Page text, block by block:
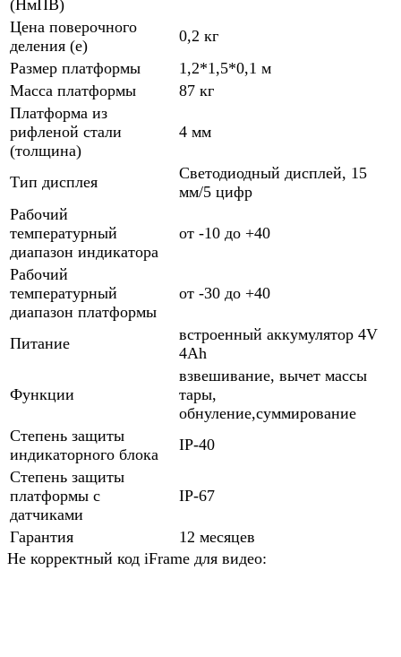
(НмПВ)
Цена поверочного
деления (е)
0,2 кг
Размер платформы
1,2*1,5*0,1 м
Масса платформы
87 кг
Платформа из
рифленой стали
(толщина)
4 мм
Тип дисплея
Светодиодный дисплей, 15
мм/5 цифр
Рабочий
температурный
диапазон индикатора
от -10 до +40
Рабочий
температурный
диапазон платформы
от -30 до +40
Питание
встроенный аккумулятор 4V
4Ah
Функции
взвешивание, вычет массы
тары,
обнуление,суммирование
Степень защиты
индикаторного блока
IP-40
Степень защиты
платформы с
датчиками
IP-67
Гарантия
12 месяцев
Не корректный код iFrame для видео: